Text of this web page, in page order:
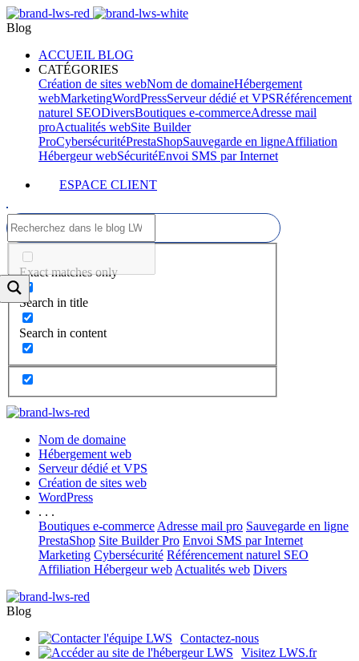
Blog
ACCUEIL BLOG
CATÉGORIES
Création de sites webNom de domaineHébergement
webMarketingWordPressServeur dédié et VPSRéférencement
naturel SEODiversBoutiques e-commerceAdresse mail
proActualités webSite Builder
ProCybersécuritéPrestaShopSauvegarde en ligneAffiliation
Hébergeur webSécuritéEnvoi SMS par Internet
ESPACE CLIENT
Exact matches only
Search in title
Search in content
Nom de domaine
Hébergement web
Serveur dédié et VPS
Création de sites web
WordPress
. . .
Boutiques e-commerce Adresse mail pro Sauvegarde en ligne
PrestaShop Site Builder Pro Envoi SMS par Internet
Marketing Cybersécurité Référencement naturel SEO
Affiliation Hébergeur web Actualités web Divers
Blog
Contactez-nous
Visitez LWS.fr